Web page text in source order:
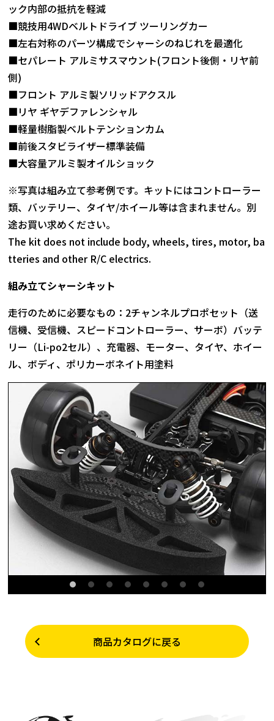
ック内部の抵抗を軽減
■競技用4WDベルトドライブ ツーリングカー
■左右対称のパーツ構成でシャーシのねじれを最適化
■セパレート アルミサスマウント(フロント後側・リヤ前
側)
■フロント アルミ製ソリッドアクスル
■リヤ ギヤデファレンシャル
■軽量樹脂製ベルトテンションカム
■前後スタビライザー標準装備
■大容量アルミ製オイルショック
※写真は組み立て参考例です。キットにはコントローラー
類、バッテリー、タイヤ/ホイール等は含まれません。別
途お買い求めください。
The kit does not include body, wheels, tires, motor, ba
tteries and other R/C electrics.
組み立てシャーシキット
走行のために必要なもの：2チャンネルプロポセット（送
信機、受信機、スピードコントローラー、サーボ）バッテ
リー（Li-po2セル）、充電器、モーター、タイヤ、ホイー
ル、ボディ、ポリカーボネイト用塗料
商品カタログに戻る